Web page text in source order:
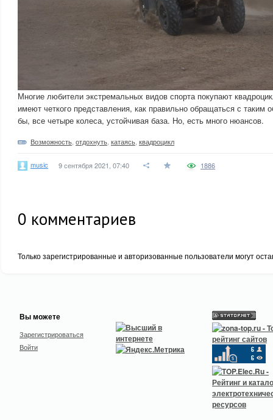
Многие любители экстремальных видов спорта покупают
имеют четкого представления, как правильно обращаться с таким
бы, все четыре колеса, устойчивая база. Но, есть много нюансов.
Возможность отдохнуть катаясь квадроцикл
music 9 сентября 2021, 07:40 1886
0 комментариев
Только зарегистрированные и авторизованные пользователи могут
Вы можете
Зарегистрироваться
Войти